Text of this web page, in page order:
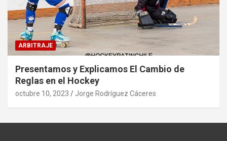
ARBITRAJE
Presentamos y Explicamos El Cambio de
Reglas en el Hockey
octubre 10, 2023 Jorge Rodríguez Cáceres